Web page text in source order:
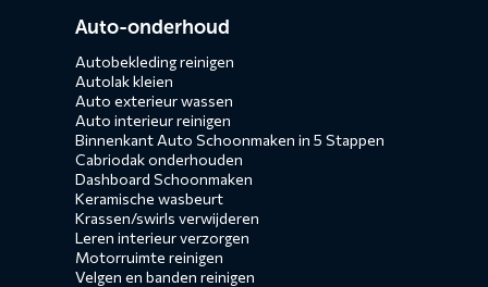
Auto-onderhoud
Autobekleding reinigen
Autolak kleien
Auto exterieur wassen
Auto interieur reinigen
Binnenkant Auto Schoonmaken in 5 Stappen
Cabriodak onderhouden
Dashboard Schoonmaken
Keramische wasbeurt
Krassen/swirls verwijderen
Leren interieur verzorgen
Motorruimte reinigen
Velgen en banden reinigen